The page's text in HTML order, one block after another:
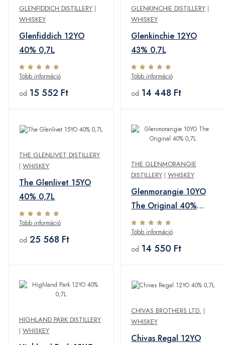
GLENFIDDICH DISTILLERY |
WHISKEY
Glenfiddich 12YO
40% 0,7L
Több információ
od 15 552 Ft
GLENKINCHIE DISTILLERY|
WHISKEY
Glenkinchie 12YO
43% 0,7L
Több információ
od 14 448 Ft
THE GLENLIVET DISTILLERY
| WHISKEY
The Glenlivet 15YO
40% 0,7L
Több információ
od 25 568 Ft
THE GLENMORANGIE
DISTILLERY| WHISKEY
Glenmorangie 10YO
The Original 40%
0,7L
Több információ
od 14 550 Ft
HIGHLAND PARK DISTILLERY
| WHISKEY
CHIVAS BROTHERS LTD. |
WHISKEY
Chivas Regal 12YO